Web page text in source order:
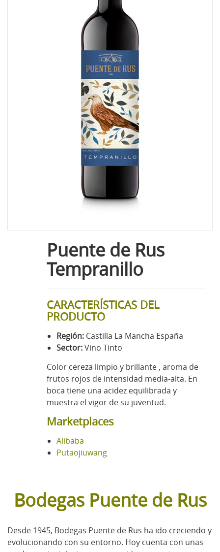
Puente de Rus
Tempranillo
CARACTERÍSTICAS DEL
PRODUCTO
Región: Castilla La Mancha España
Sector:Vino Tinto
Color cereza limpio y brillante , aroma de
frutos rojos de intensidad media-alta. En
boca tiene una acidez equilibrada y
muestra el vigor de su juventud.
Marketplaces
Alibaba
Putaojiuwang
Bodegas Puente de Rus
Desde 1945, Bodegas Puente de Rus ha ido creciendo y
evolucionando con su entorno. Hoy cuenta con unas